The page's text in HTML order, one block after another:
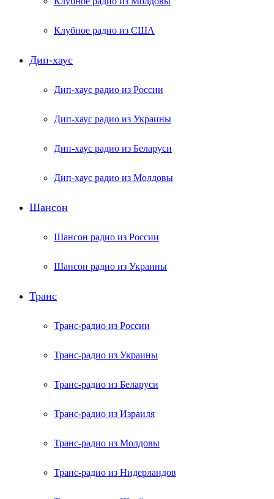
Клубное радио из США
Дип-хаус
Дип-хаус радио из России
Дип-хаус радио из Украины
Дип-хаус радио из Беларуси
Дип-хаус радио из Молдовы
Шансон
Шансон радио из России
Шансон радио из Украины
Транс
Транс-радио из России
Транс-радио из Украины
Транс-радио из Беларуси
Транс-радио из Израиля
Транс-радио из Молдовы
Транс-радио из Нидерландов